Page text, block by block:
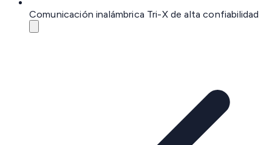
Comunicación inalámbrica Tri-X de alta confiabilidad